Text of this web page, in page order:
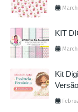
KIT
Kit